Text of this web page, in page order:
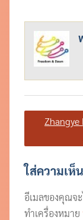
แนะแนว
ใส่ความเห็น
อีเมลของคุณจ
ทำเครื่องหมาย